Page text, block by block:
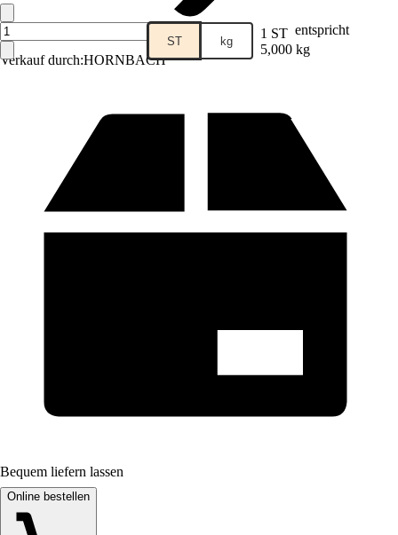
Verkauf durch:HORNBACH
ST kg 1 ST entspricht
5,000 kg
Bequem liefern lassen
Online bestellen